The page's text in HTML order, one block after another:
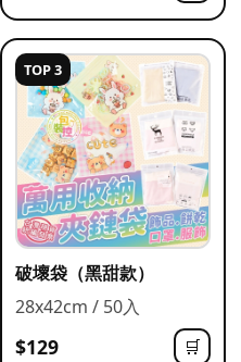
TOP 3
破壞袋（黑甜款）
28x42cm / 50入
$129 🛒